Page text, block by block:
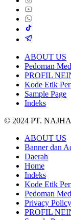
ABOUT US
Pedoman
PROFIL
Kode Etik
Sample Page
Indeks
© 2024 PT.
ABOUT US
Banner dan
Daerah
Home
Indeks
Kode Etik
Pedoman
Privacy Policy
PROFIL